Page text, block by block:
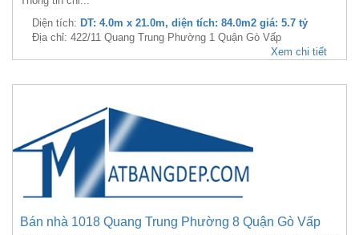
Diện tích: DT: 4.0m x 21.0m, diện tích: 84.0m2 giá: 5.7 tỷ
Địa chỉ: 422/11 Quang Trung Phường 1 Quận Gò Vấp
Xem chi tiết
Bán nhà 1018 Quang Trung Phường 8 Quận Gò Vấp